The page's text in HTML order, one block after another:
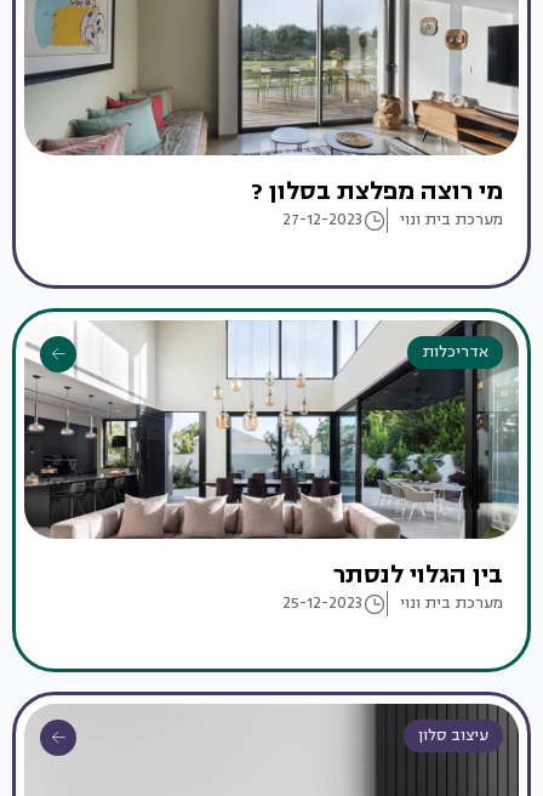
מי רוצה מפלצת בסלון ?
מערכת בית ונוי 27-12-2023
אדריכלות
בין הגלוי לנסתר
מערכת בית ונוי 25-12-2023
עיצוב סלון